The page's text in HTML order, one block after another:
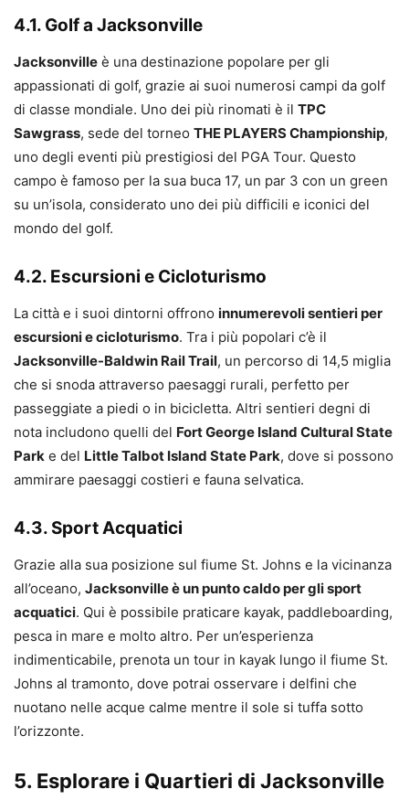
4.1. Golf a Jacksonville
Jacksonville è una destinazione popolare per gli
appassionati di golf, grazie ai suoi numerosi campi da golf
di classe mondiale. Uno dei più rinomati è il TPC
Sawgrass, sede del torneo THE PLAYERS Championship,
uno degli eventi più prestigiosi del PGA Tour. Questo
campo è famoso per la sua buca 17, un par 3 con un green
su un’isola, considerato uno dei più difficili e iconici del
mondo del golf.
4.2. Escursioni e Cicloturismo
La città e i suoi dintorni offrono innumerevoli sentieri per
escursioni e cicloturismo. Tra i più popolari c’è il
Jacksonville-Baldwin Rail Trail, un percorso di 14,5 miglia
che si snoda attraverso paesaggi rurali, perfetto per
passeggiate a piedi o in bicicletta. Altri sentieri degni di
nota includono quelli del Fort George Island Cultural State
Park e del Little Talbot Island State Park, dove si possono
ammirare paesaggi costieri e fauna selvatica.
4.3. Sport Acquatici
Grazie alla sua posizione sul fiume St. Johns e la vicinanza
all’oceano, Jacksonville è un punto caldo per gli sport
acquatici. Qui è possibile praticare kayak, paddleboarding,
pesca in mare e molto altro. Per un’esperienza
indimenticabile, prenota un tour in kayak lungo il fiume St.
Johns al tramonto, dove potrai osservare i delfini che
nuotano nelle acque calme mentre il sole si tuffa sotto
l’orizzonte.
5. Esplorare i Quartieri di Jacksonville